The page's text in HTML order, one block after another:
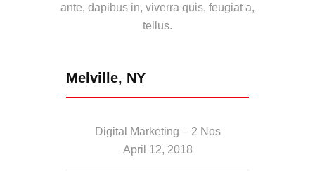
ante, dapibus in, viverra quis, feugiat a,
tellus.
Melville, NY
Digital Marketing – 2 Nos
April 12, 2018